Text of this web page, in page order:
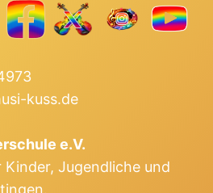
kuss.de
e.V.
Jugendliche und